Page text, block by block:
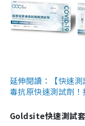
延伸閱讀：【快速
毒抗原快速測試劑
Goldsite快速測試